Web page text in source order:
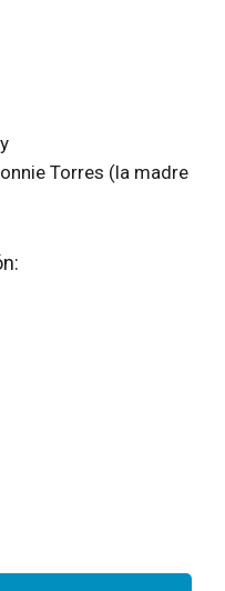
Torres (la madre